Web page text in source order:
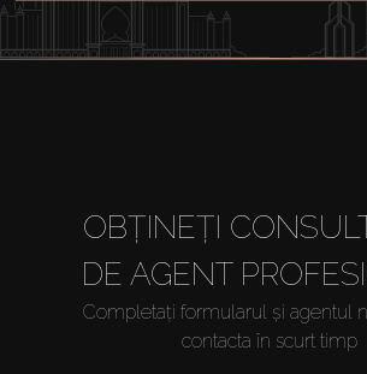
OBȚINEȚI
DE AGENT
Completați formularul și agentul
contacta în scurt timp